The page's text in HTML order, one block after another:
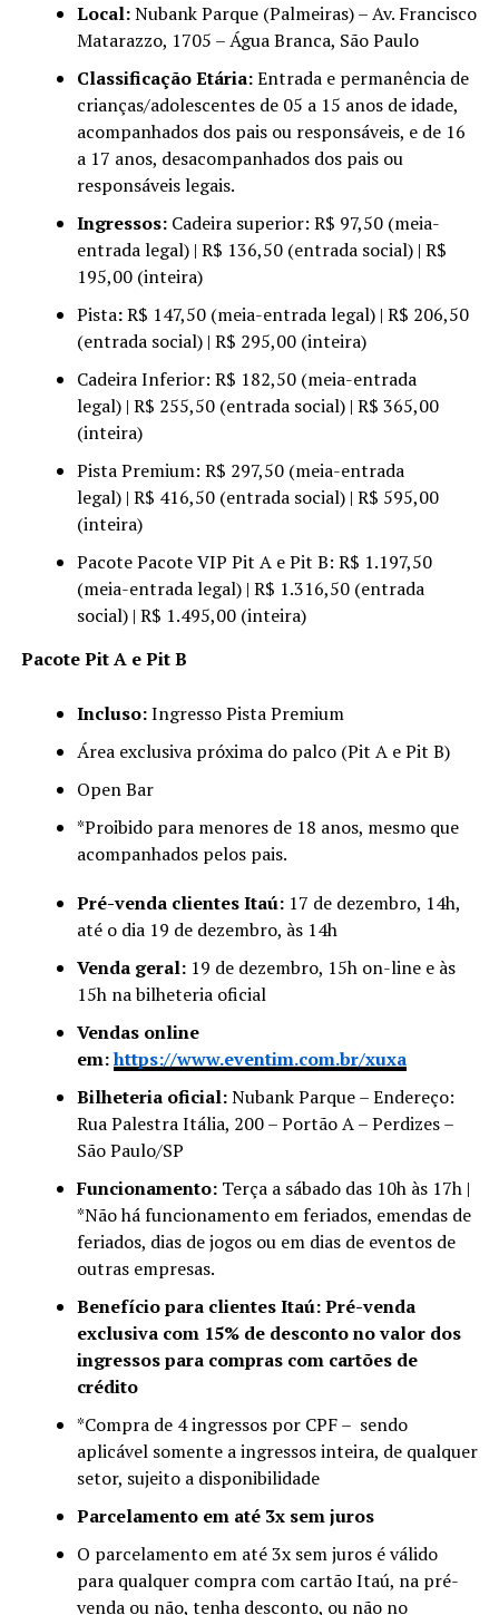
Local:Nubank Parque (Palmeiras) – Av. Francisco
Matarazzo, 1705 – Água Branca, São Paulo
Classificação Etária:Entrada e permanência de
crianças/adolescentes de 05 a 15 anos de idade,
acompanhados dos pais ou responsáveis, e de 16
a 17 anos, desacompanhados dos pais ou
responsáveis legais.
Ingressos:Cadeira superior: R$ 97,50 (meia-
entrada legal) | R$ 136,50 (entrada social) | R$
195,00 (inteira)
Pista:R$ 147,50 (meia-entrada legal) | R$ 206,50
(entrada social) | R$ 295,00 (inteira)
Cadeira Inferior: R$ 182,50 (meia-entrada
legal) | R$ 255,50 (entrada social) | R$ 365,00
(inteira)
Pista Premium: R$ 297,50 (meia-entrada
legal) | R$ 416,50 (entrada social) | R$ 595,00
(inteira)
Pacote Pacote VIP Pit A e Pit B: R$ 1.197,50
(meia-entrada legal) | R$ 1.316,50 (entrada
social) | R$ 1.495,00 (inteira)
Pacote Pit A e Pit B
Incluso:Ingresso Pista Premium
Área exclusiva próxima do palco (Pit A e Pit B)
Open Bar
*Proibido para menores de 18 anos, mesmo que
acompanhados pelos pais.
Pré-venda clientes Itaú: 17 de dezembro, 14h,
até o dia 19 de dezembro, às 14h
Venda geral: 19 de dezembro, 15h on-line e às
15h na bilheteria oficial
Vendas online
em:https://www.eventim.com.br/xuxa
Bilheteria oficial:Nubank Parque – Endereço:
Rua Palestra Itália, 200 – Portão A – Perdizes –
São Paulo/SP
Funcionamento: Terça a sábado das 10h às 17h |
*Não há funcionamento em feriados, emendas de
feriados, dias de jogos ou em dias de eventos de
outras empresas.
Benefício para clientes Itaú: Pré-venda
exclusiva com 15% de desconto no valor dos
ingressos para compras com cartões de
crédito
*Compra de 4 ingressos por CPF – sendo
aplicável somente a ingressos inteira, de qualquer
setor, sujeito a disponibilidade
Parcelamento em até 3x sem juros
O parcelamento em até 3x sem juros é válido
para qualquer compra com cartão Itaú, na pré-
venda ou não, tenha desconto, ou não no